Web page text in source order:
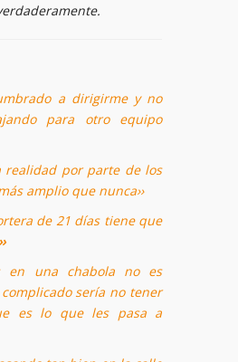
a dirigirme y no
para otro equipo
realidad por parte de los
amplio que nunca››
de 21 días tiene que
en una chabola no es
sería no tener
es lo que les pasa a